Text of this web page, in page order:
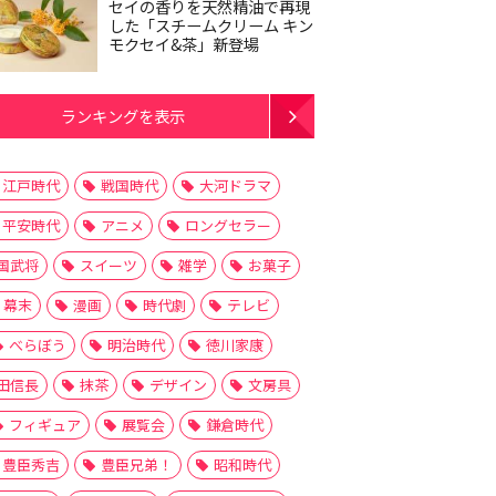
セイの香りを天然精油で再現
した「スチームクリーム キン
モクセイ&茶」新登場
ランキングを表示
江戸時代 戦国時代
大河ドラマ
平安時代
アニメ
ロングセラー
武将
スイーツ 雑学
お菓子
幕末
漫画 時代劇
テレビ
べらぼう
明治時代
徳川家康
信長
抹茶 デザイン
文房具
フィギュア
展覧会
鎌倉時代
豊臣秀吉
豊臣兄弟！
昭和時代